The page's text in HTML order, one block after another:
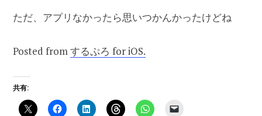
ただ、アプリなかったら思いつかんかったけどね
Posted fromするぷろ for iOS.
共有: